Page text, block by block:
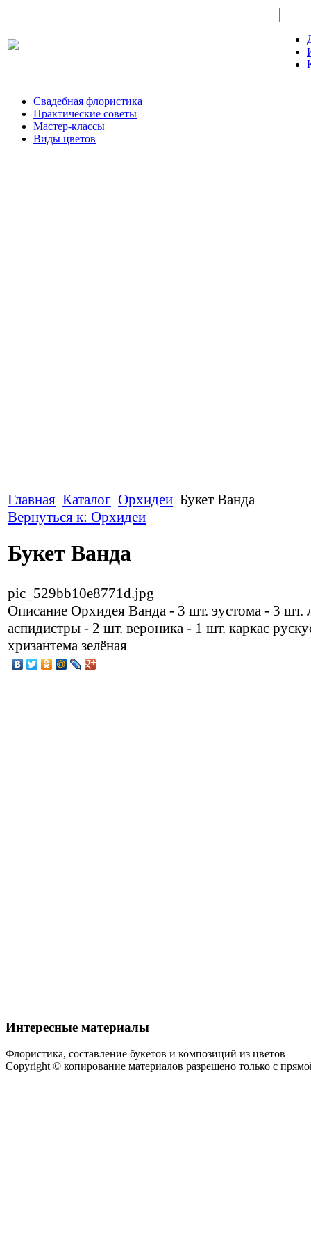
Свадебная флористика
Практические советы
Мастер-классы
Виды цветов
Главная Каталог Орхидеи Букет Ванда
Вернуться к: Орхидеи
Букет Ванда
pic_529bb10e8771d.jpg
Описание Орхидея Ванда - 3 шт. эустома - 3 шт.
аспидистры - 2 шт. вероника - 1 шт. каркас
хризантема зелёная
Интересные материалы
Флористика, составление букетов и композиций из цветов
Copyright © копирование материалов разрешено только с